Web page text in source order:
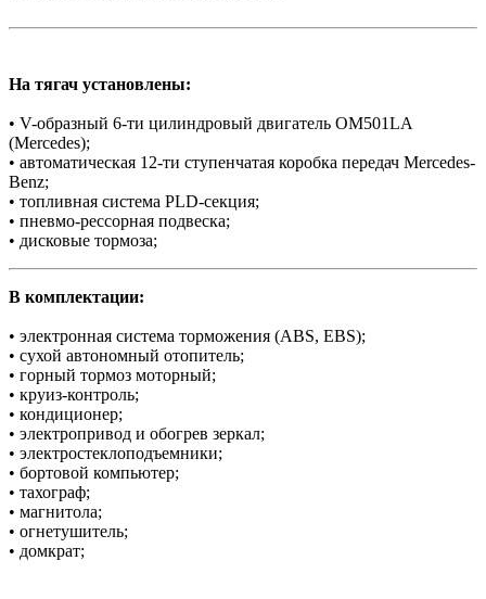
На тягач установлены:
• V-образный 6-ти цилиндровый двигатель OM501LA
(Mercedes);
• автоматическая 12-ти ступенчатая коробка передач Mercedes-
Benz;
• топливная система PLD-секция;
• пневмо-рессорная подвеска;
• дисковые тормоза;
В комплектации:
• электронная система торможения (АBS, EBS);
• сухой автономный отопитель;
• горный тормоз моторный;
• круиз-контроль;
• кондиционер;
• электропривод и обогрев зеркал;
• электростеклоподъемники;
• бортовой компьютер;
• тахограф;
• магнитола;
• огнетушитель;
• домкрат;